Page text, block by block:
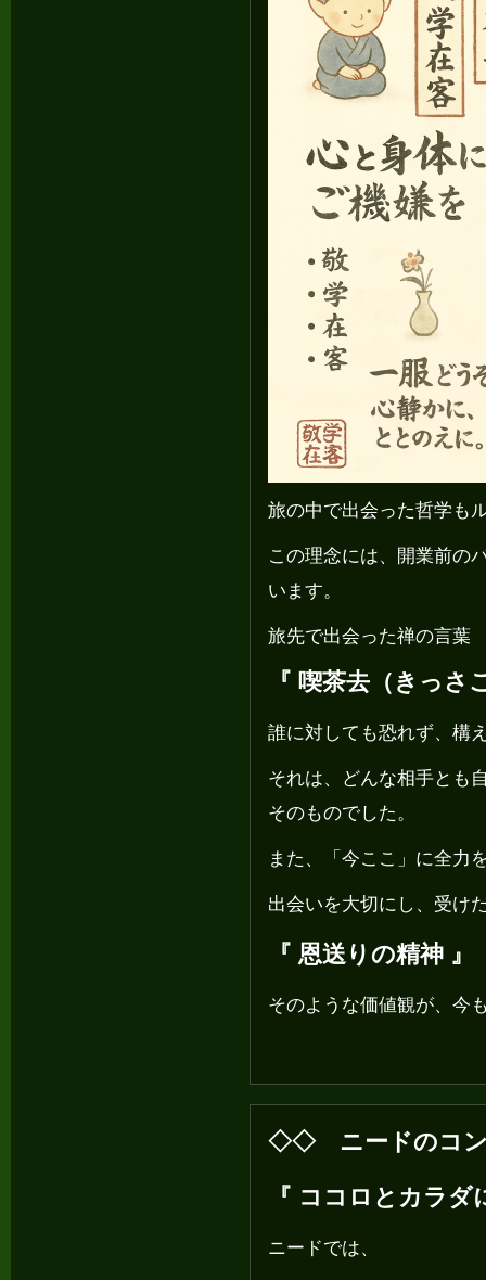
旅の中で出会った哲学も
この理念には、開業前の
います。
旅先で出会った禅の言葉
『 喫茶去（きっさ
誰に対しても恐れず、構
それは、どんな相手とも
そのものでした。
また、「今ここ」に全力
出会いを大切にし、受け
『 恩送りの精神 』
そのような価値観が、今
◇◇ ニードのコ
『 ココロとカラダ
ニードでは、